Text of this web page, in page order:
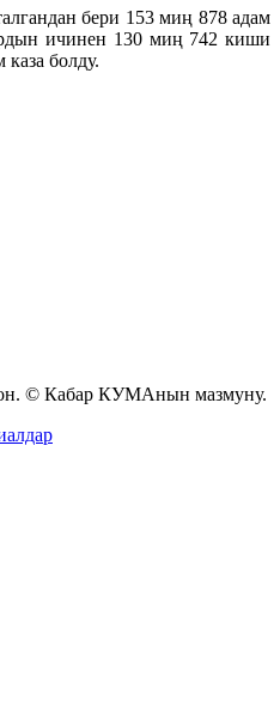
бери 153 миң 878 адам
ичинен 130 миң 742 киши
болду.
© Кабар КУМАнын мазмуну.